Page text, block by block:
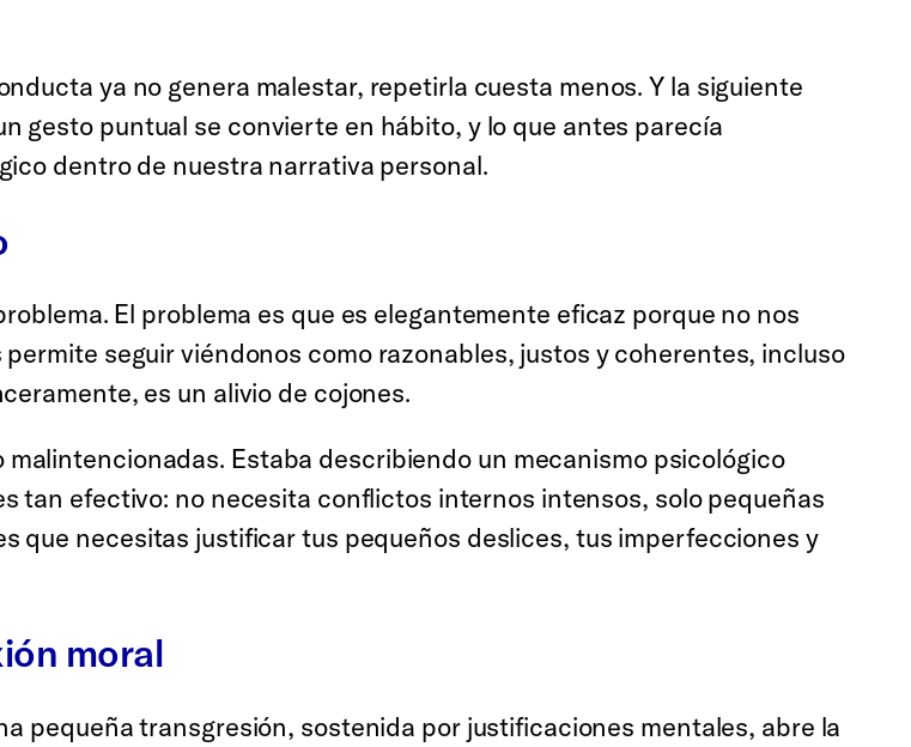
ya no genera malestar, repetirla cuesta menos. Y la siguiente
gesto puntual se convierte en hábito, y lo que antes parecía
dentro de nuestra narrativa personal.
El problema es que es elegantemente eficaz porque no nos
seguir viéndonos como razonables, justos y coherentes, incluso
es un alivio de cojones.
Estaba describiendo un mecanismo psicológico
tan efectivo: no necesita conflictos internos intensos, solo pequeñas
que necesitas justificar tus pequeños deslices, tus imperfecciones y
moral
pequeña transgresión, sostenida por justificaciones mentales, abre la